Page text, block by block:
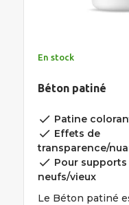
En stock
Béton patiné
done Patine
done Effets de
transparence/
done Pour
neufs/vieux
Le Béton patiné